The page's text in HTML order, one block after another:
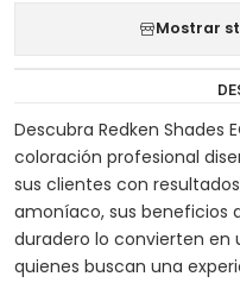
Mostrar
Descubra Redken Shades
coloración profesional
sus clientes con
amoníaco, sus beneficios
duradero lo convierten en
quienes buscan una